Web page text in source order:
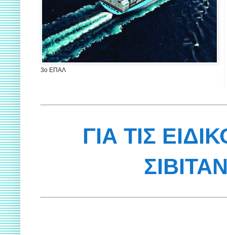
3ο ΕΠΑΛ
ΓΙΑ ΤΙΣ